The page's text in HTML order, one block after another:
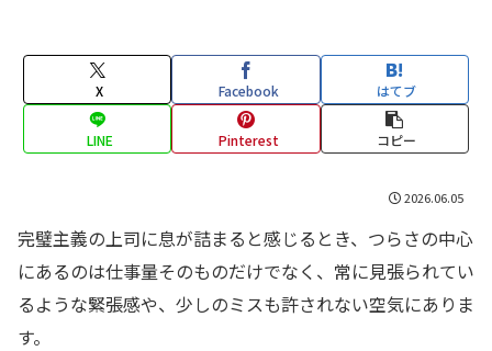
X Facebook はてブ
LINE Pinterest コピー
2026.06.05
完璧主義の上司に息が詰まると感じるとき、つらさの中心
にあるのは仕事量そのものだけでなく、常に見張られてい
るような緊張感や、少しのミスも許されない空気にありま
す。